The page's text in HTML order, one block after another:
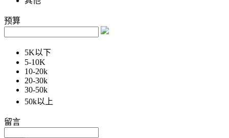
预算
5K以下
5-10K
10-20k
20-30k
30-50k
50k以上
留言